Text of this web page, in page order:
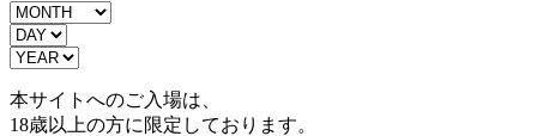
本サイトへのご入場は、
18歳以上の方に限定しております。